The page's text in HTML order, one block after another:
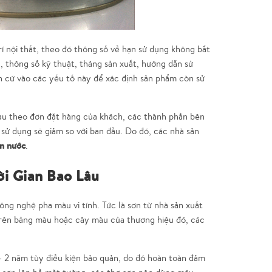
thất, theo đó thông số về hạn sử dụng không bắt
số kỹ thuật, tháng sản xuất, hướng dẫn sử
vào các yếu tố này để xác định sản phẩm còn sử
theo đơn đặt hàng của khách, các thành phần bên
sẽ giảm so với ban đầu. Do đó, các nhà sản
nước.
Gian Bao Lâu
nghệ pha màu vi tính. Tức là sơn từ nhà sản xuất
bảng màu hoặc cây màu của thương hiệu đó, các
năm tùy điều kiện bảo quản, do đó hoàn toàn đảm